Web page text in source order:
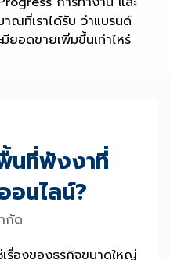
ณที่เราได้รับ ว่าแบรนด์
ยอดขายเพิ่มขึ้นเท่าไหร่
นที่พังงาที่
อนไลน์?
กัด
รื่องของธุรกิจขนาดใหญ่